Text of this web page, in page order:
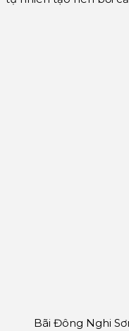
Bãi Đông Nghi